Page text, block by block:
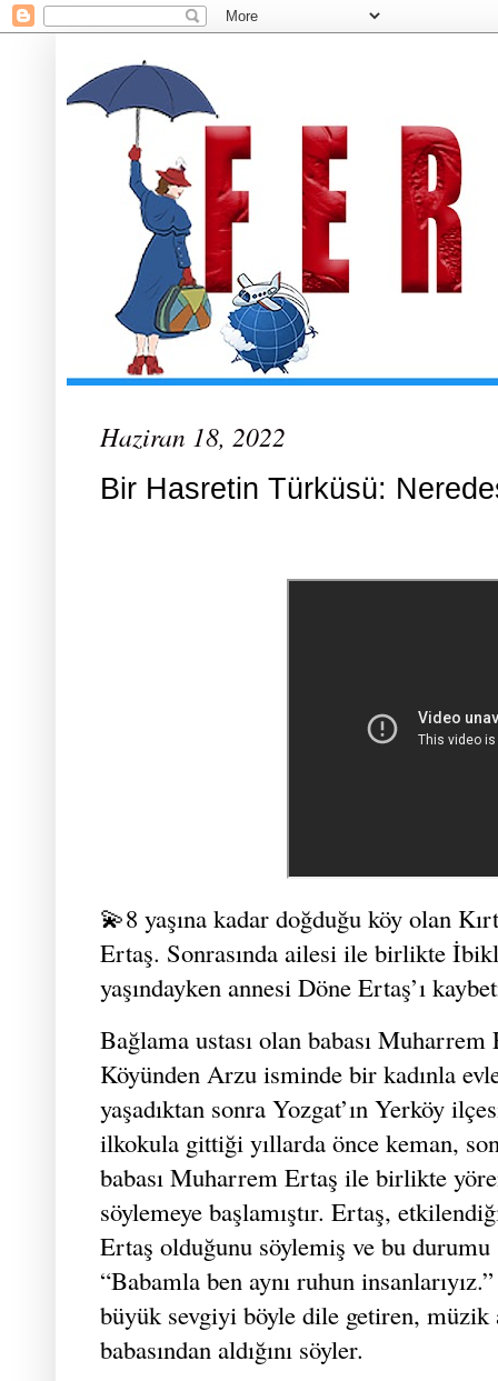
Haziran 18, 2022
Bir Hasretin Türküsü:
💫8 yaşına kadar doğduğu köy olan
Ertaş. Sonrasında ailesi ile birlikte
yaşındayken annesi Döne Ertaş’ı
Bağlama ustası olan babası Muharrem
Köyünden Arzu isminde bir kadınla
yaşadıktan sonra Yozgat’ın Yerköy
ilkokula gittiği yıllarda önce keman,
babası Muharrem Ertaş ile birlikte
söylemeye başlamıştır. Ertaş,
Ertaş olduğunu söylemiş ve bu
“Babamla ben aynı ruhun
büyük sevgiyi böyle dile getiren, müzik
babasından aldığını söyler.